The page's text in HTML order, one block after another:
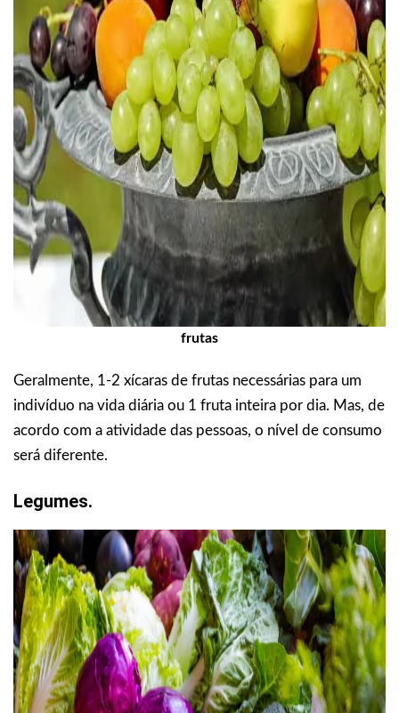
frutas
Geralmente, 1-2 xícaras de frutas necessárias para um
indivíduo na vida diária ou 1 fruta inteira por dia. Mas, de
acordo com a atividade das pessoas, o nível de consumo
será diferente.
Legumes.